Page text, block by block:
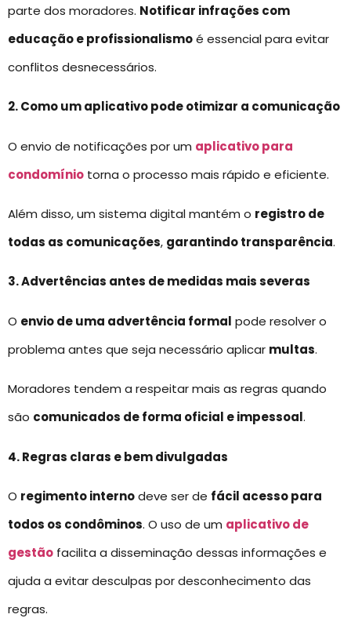
parte dos moradores. Notificar infrações com
educação e profissionalismoé essencial para evitar
conflitos desnecessários.
2. Como um aplicativo pode otimizar a comunicação
O envio de notificações por um aplicativo para
condomínio torna o processo mais rápido e eficiente.
Além disso, um sistema digital mantém o registro de
todas as comunicações, garantindo transparência.
3. Advertências antes de medidas mais severas
O envio de uma advertência formal pode resolver o
problema antes que seja necessário aplicar multas.
Moradores tendem a respeitar mais as regras quando
são comunicados de forma oficial e impessoal.
4. Regras claras e bem divulgadas
O regimento internodeve ser de fácil acesso para
todos os condôminos. O uso de um aplicativo de
gestão facilita a disseminação dessas informações e
ajuda a evitar desculpas por desconhecimento das
regras.